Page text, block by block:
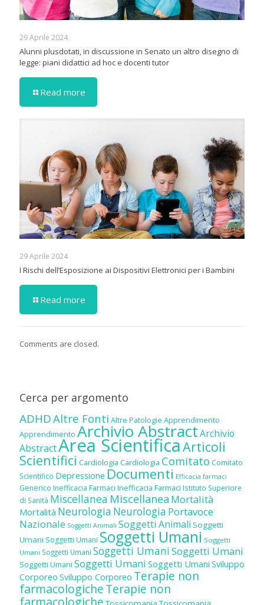
29 Aprile 2024
Alunni plusdotati, in discussione in Senato un altro disegno di
legge: piani didattici ad hoc e docenti tutor
Read more
29 Aprile 2024
I Rischi dell’Esposizione ai Dispositivi Elettronici per i Bambini
Read more
Comments are closed.
Cerca per argomento
ADHDAltre Fonti Altre Patologie Apprendimento
Apprendimento Archivio AbstractArchivio
AbstractArea ScientificaArticoli
Scientifici Cardiologia Cardiologia Comitato Comitato
Scientifico Depressione Documenti Efficacia farmaci
Generico Inefficacia Farmaci Inefficacia Farmaci Istituto Superiore
di Sanità Miscellanea Miscellanea Mortalità
Mortalità Neurologia Neurologia Portavoce
Nazionale Soggetti Animali Soggetti Animali Soggetti
Umani Soggetti Umani Soggetti Umani Soggetti
Umani Soggetti Umani Soggetti UmaniSoggetti Umani
Soggetti Umani Soggetti Umani Soggetti Umani Sviluppo
Corporeo Sviluppo Corporeo Terapie non
farmacologicheTerapie non
farmacologiche